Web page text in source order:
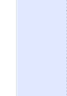
steigende
nicht
sondern
Erfolgs